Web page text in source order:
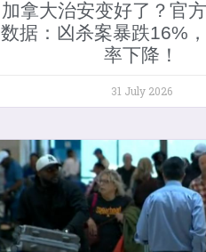
加拿大治安变好了？官
数据：凶杀案暴跌16%
率下降！
31 July 2026